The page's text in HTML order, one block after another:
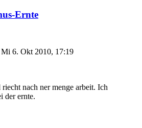
Ernte
Mi 6. Okt 2010, 17:19
nach ner menge arbeit. Ich
der ernte.